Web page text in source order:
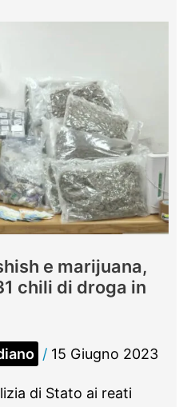
e marijuana,
chili di droga in
/ 15 Giugno 2023
di Stato ai reati